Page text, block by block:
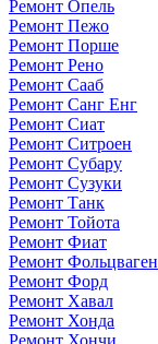
Ремонт Опель
Ремонт Пежо
Ремонт Порше
Ремонт Рено
Ремонт Сааб
Ремонт Санг Енг
Ремонт Сиат
Ремонт Ситроен
Ремонт Субару
Ремонт Сузуки
Ремонт Танк
Ремонт Тойота
Ремонт Фиат
Ремонт Фольцваген
Ремонт Форд
Ремонт Хавал
Ремонт Хонда
Ремонт Хончи